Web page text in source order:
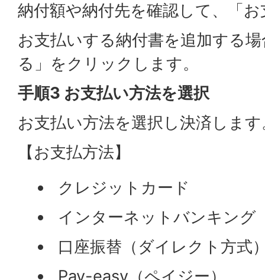
納付額や納付先を確認して、「
お支払いする納付書を追加する
る」をクリックします。
手順3 お支払い方法を選択
お支払い方法を選択し決済します
【お支払方法】
クレジットカード
インターネットバンキング
口座振替（ダイレクト方式